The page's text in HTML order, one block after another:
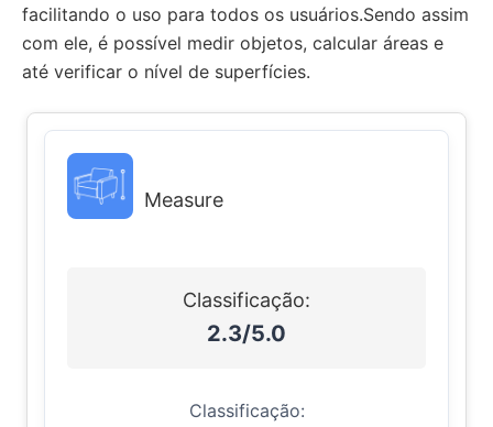
facilitando o uso para todos os usuários.Sendo assim
com ele, é possível medir objetos, calcular áreas e
até verificar o nível de superfícies.
Measure
Classificação:
2.3/5.0
Classificação: